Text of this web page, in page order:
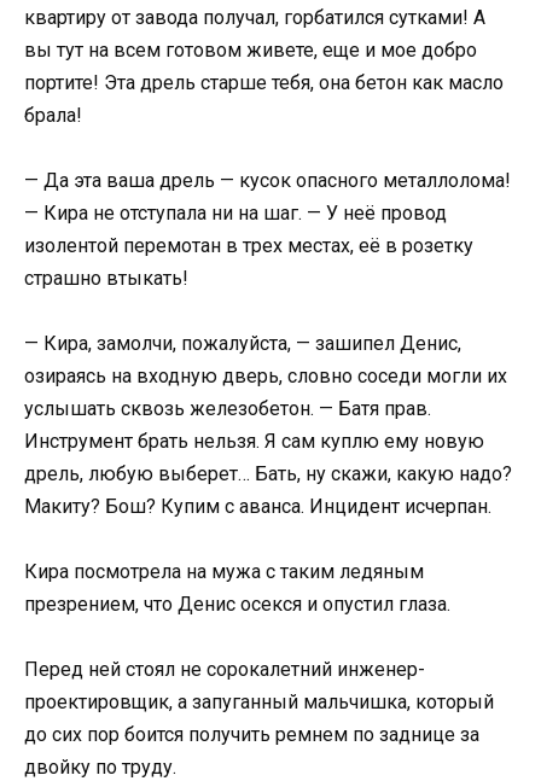
квартиру от завода получал, горбатился сутками! А
вы тут на всем готовом живете, еще и мое добро
портите! Эта дрель старше тебя, она бетон как масло
брала!
— Да эта ваша дрель — кусок опасного металлолома!
— Кира не отступала ни на шаг. — У неё провод
изолентой перемотан в трех местах, её в розетку
страшно втыкать!
— Кира, замолчи, пожалуйста, — зашипел Денис,
озираясь на входную дверь, словно соседи могли их
услышать сквозь железобетон. — Батя прав.
Инструмент брать нельзя. Я сам куплю ему новую
дрель, любую выберет… Бать, ну скажи, какую надо?
Макиту? Бош? Купим с аванса. Инцидент исчерпан.
Кира посмотрела на мужа с таким ледяным
презрением, что Денис осекся и опустил глаза.
Перед ней стоял не сорокалетний инженер-
проектировщик, а запуганный мальчишка, который
до сих пор боится получить ремнем по заднице за
двойку по труду.